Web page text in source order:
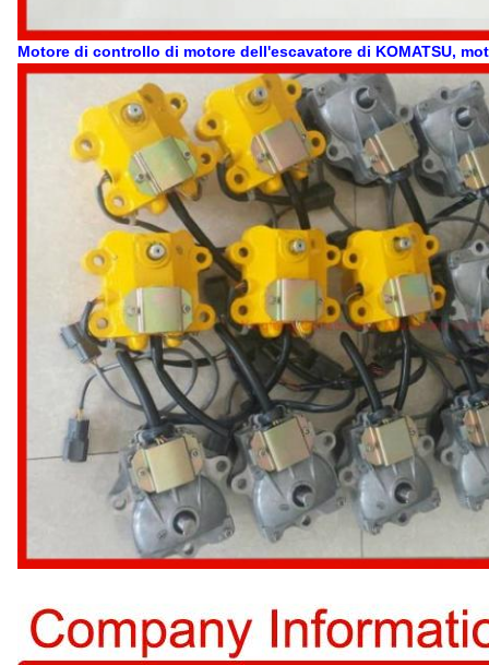
Motore di controllo di motore dell'escavatore di KOMATSU,